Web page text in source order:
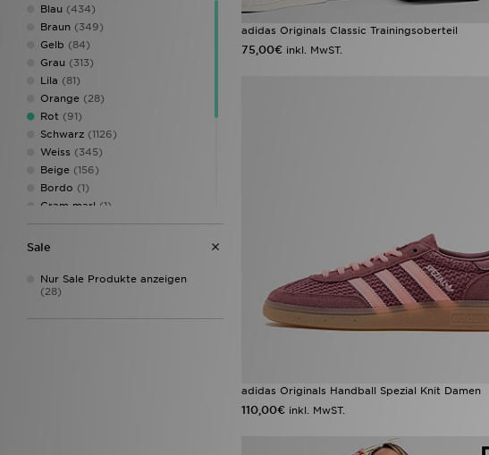
New Balance
New Era (3)
Nike (5)
Saucony(1)
Under Armour
Unlike Humans
Von Dutch
Blau (434)
Braun (349)
Gelb (84)
Grau (313)
Lila (81)
Orange (28)
Rot (91)
Schwarz (1126)
Weiss (345)
Beige (156)
Bordo (1)
Cram marl (1)
Cremefarben(121)
Dunkelblau
Grün(159)
Kahverengi
Sale
Nur Sale Produkte anzeigen
(28)
adidas Originals Classic Trainingsoberteil
75,00€ inkl. MwST.
adidas Originals Handball Spezial Knit Damen
110,00€ inkl. MwST.